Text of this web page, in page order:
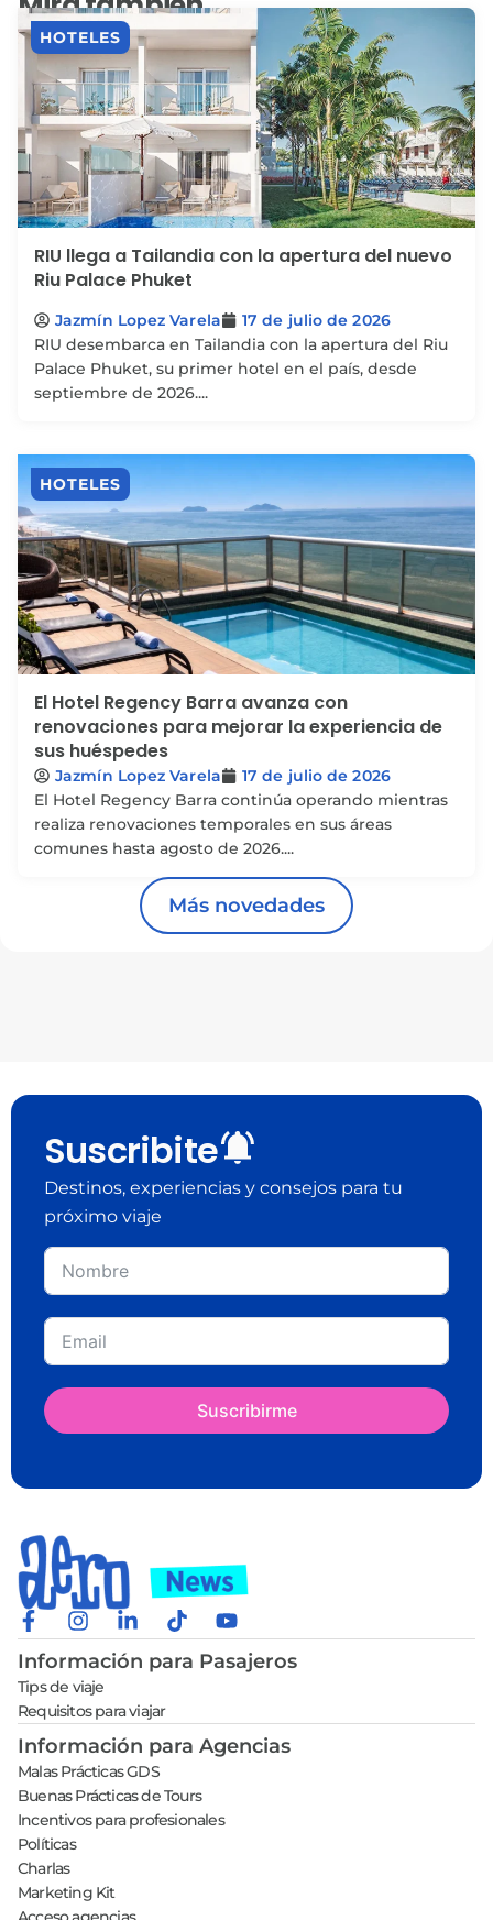
HOTELES
RIU llega a Tailandia con la apertura del nuevo
Riu Palace Phuket
Jazmín Lopez Varela
17 de julio de 2026
RIU desembarca en Tailandia con la apertura del Riu
Palace Phuket, su primer hotel en el país, desde
septiembre de 2026....
HOTELES
El Hotel Regency Barra avanza con
renovaciones para mejorar la experiencia de
sus huéspedes
Jazmín Lopez Varela
17 de julio de 2026
El Hotel Regency Barra continúa operando mientras
realiza renovaciones temporales en sus áreas
comunes hasta agosto de 2026....
Más novedades
Suscribite
Destinos, experiencias y consejos para tu
próximo viaje
Suscribirme
Información para Pasajeros
Tips de viaje
Requisitos para viajar
Información para Agencias
Malas Prácticas GDS
Buenas Prácticas de Tours
Incentivos para profesionales
Políticas
Charlas
Marketing Kit